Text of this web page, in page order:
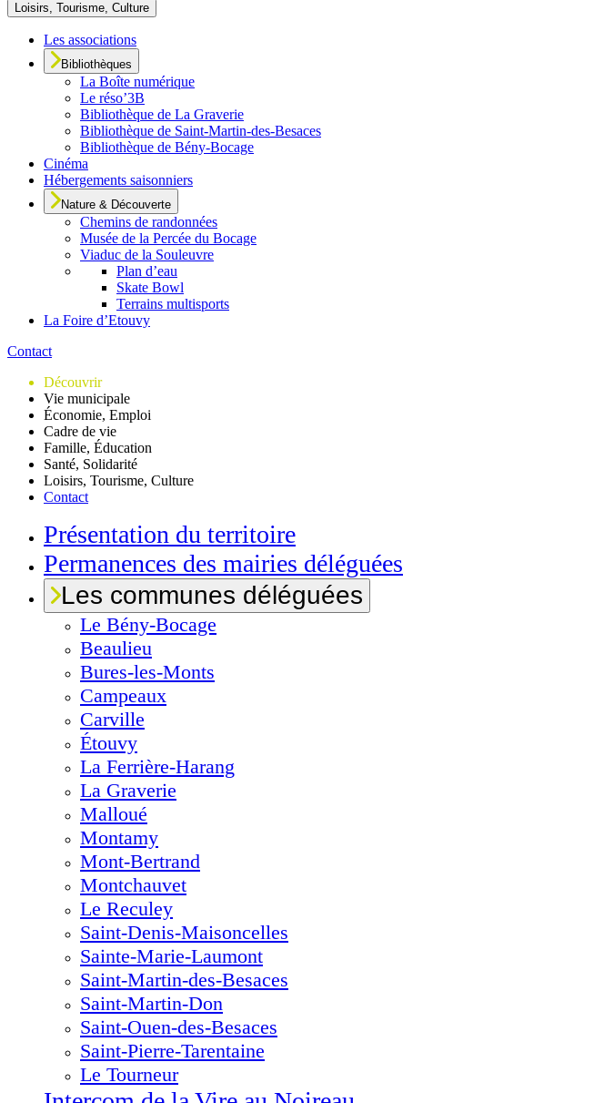
Loisirs, Tourisme, Culture
Les associations
Bibliothèques
La Boîte numérique
Le réso’3B
Bibliothèque de La Graverie
Bibliothèque de Saint-Martin-des-Besaces
Bibliothèque de Bény-Bocage
Cinéma
Hébergements saisonniers
Nature & Découverte
Chemins de randonnées
Musée de la Percée du Bocage
Viaduc de la Souleuvre
Plan d’eau
Skate Bowl
Terrains multisports
La Foire d’Etouvy
Contact
Découvrir
Vie municipale
Économie, Emploi
Cadre de vie
Famille, Éducation
Santé, Solidarité
Loisirs, Tourisme, Culture
Contact
Présentation du territoire
Permanences des mairies déléguées
Les communes déléguées
Le Bény-Bocage
Beaulieu
Bures-les-Monts
Campeaux
Carville
Étouvy
La Ferrière-Harang
La Graverie
Malloué
Montamy
Mont-Bertrand
Montchauvet
Le Reculey
Saint-Denis-Maisoncelles
Sainte-Marie-Laumont
Saint-Martin-des-Besaces
Saint-Martin-Don
Saint-Ouen-des-Besaces
Saint-Pierre-Tarentaine
Le Tourneur